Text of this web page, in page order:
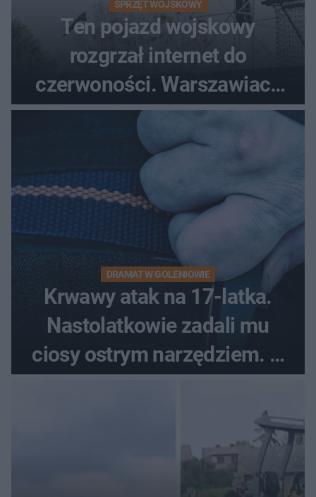
SPRZĘT WOJSKOWY
Ten pojazd wojskowy
rozgrzał internet do
czerwoności. Warszawiacy
pytali, czy to Mad Max!
DRAMAT W GOLENIOWIE
Krwawy atak na 17-latka.
Nastolatkowie zadali mu
ciosy ostrym narzędziem. O
ich losach zdecyduje sąd